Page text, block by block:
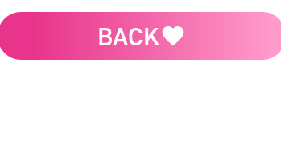
BACK